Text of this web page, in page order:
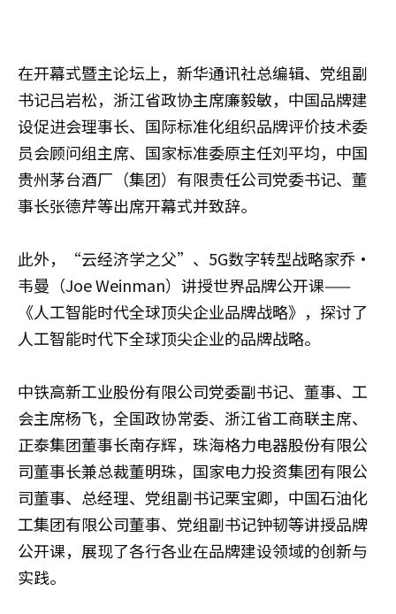
在开幕式暨主论坛上，新华通讯社总编辑、党组副
书记吕岩松，浙江省政协主席廉毅敏，中国品牌建
设促进会理事长、国际标准化组织品牌评价技术委
员会顾问组主席、国家标准委原主任刘平均，中国
贵州茅台酒厂（集团）有限责任公司党委书记、董
事长张德芹等出席开幕式​并致辞。
此外，“云经济学之父”、5G数字转型战略家乔·
韦曼（Joe Weinman）讲授世界品牌公开课——
《人工智能时代全球顶尖企业品牌战略》，探讨了
人工智能时代下全球顶尖企业的品牌战略。
中铁高新工业股份有限公司党委副书记、董事、工
会主席杨飞，全国政协常委、浙江省工商联主席、
正泰集团董事长南存辉，珠海格力电器股份有限公
司董事长兼总裁董明珠，国家电力投资集团有限公
司董事、总经理、党组副书记栗宝卿，中国石油化
工集团有限公司董事、党组副书记钟韧等讲授品牌
公开课，展现了各行各业在品牌建设领域的创新与
实践。